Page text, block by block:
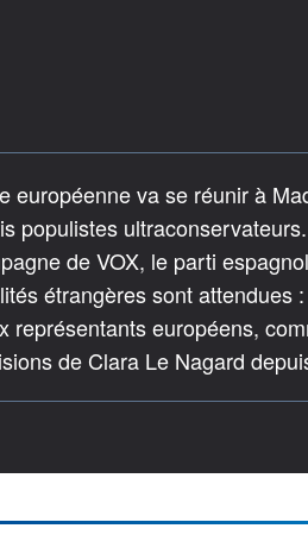
européenne va se réunir à
populistes
de VOX, le parti
étrangères sont attendues
européens,
de Clara Le Nagard